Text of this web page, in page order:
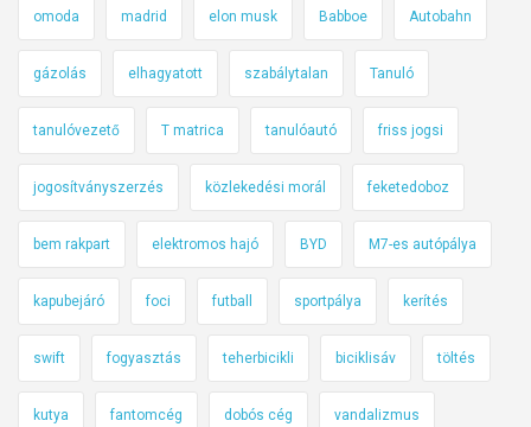
omoda madrid elon musk Babboe Autobahn
gázolás elhagyatott szabálytalan Tanuló
tanulóvezető T matrica tanulóautó friss jogsi
jogosítványszerzés közlekedési morál feketedoboz
bem rakpart elektromos hajó BYD M7-es autópálya
kapubejáró foci futball sportpálya kerítés
swift fogyasztás teherbicikli biciklisáv töltés
kutya fantomcég dobós cég vandalizmus